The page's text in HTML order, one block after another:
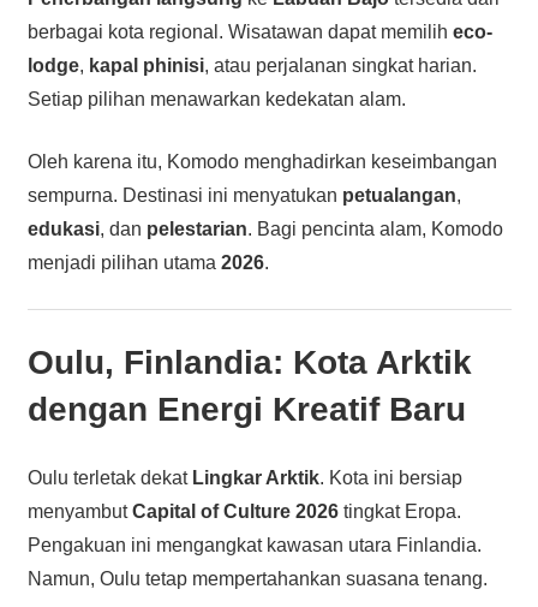
berbagai kota regional. Wisatawan dapat memilih eco-
lodge, kapal phinisi, atau perjalanan singkat harian.
Setiap pilihan menawarkan kedekatan alam.
Oleh karena itu, Komodo menghadirkan keseimbangan
sempurna. Destinasi ini menyatukan petualangan,
edukasi, dan pelestarian. Bagi pencinta alam, Komodo
menjadi pilihan utama 2026.
Oulu, Finlandia: Kota Arktik
dengan Energi Kreatif Baru
Oulu terletak dekat Lingkar Arktik. Kota ini bersiap
menyambutCapital of Culture 2026tingkat Eropa.
Pengakuan ini mengangkat kawasan utara Finlandia.
Namun, Oulu tetap mempertahankan suasana tenang.